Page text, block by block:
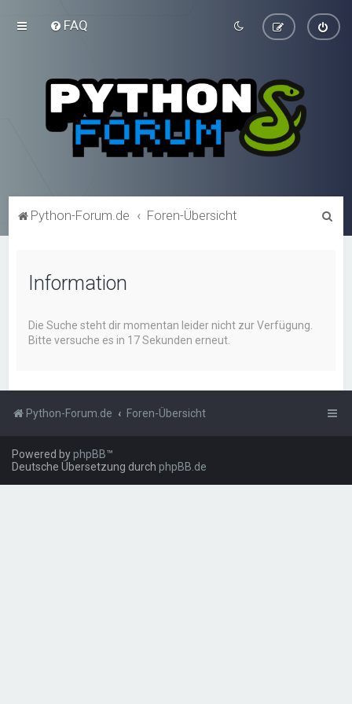
FAQ
Python-Forum.de Foren-Übersicht
Information
Die Suche steht dir momentan leider nicht zur Verfügung.
Bitte versuche es in 17 Sekunden erneut.
Python-Forum.de Foren-Übersicht
Powered byphpBB™
Deutsche Übersetzung durch phpBB.de